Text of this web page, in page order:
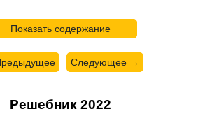
Показать содержание
Следующее →
Решебник 2022